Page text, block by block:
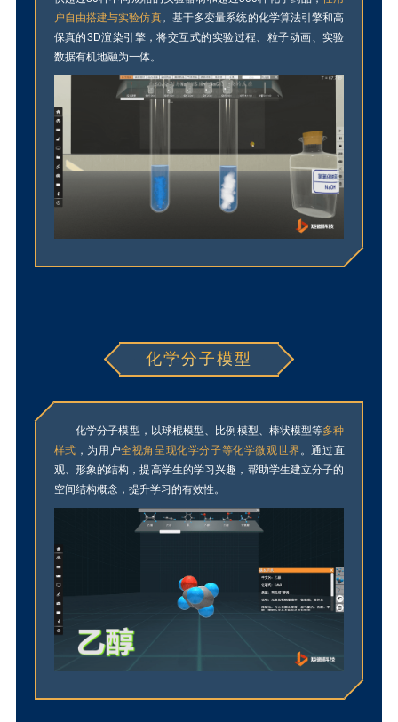
户自 由搭建与实验仿真。基于多变量系统的化学算法引擎和高
保真的3D渲染引擎，将交互式的实验过程、粒子动画、实验
数据有机地融为一体。
化学分子模型
化学分子模型，以球棍模型、比例模型、棒状模型等多种
样式 ，为用户全视角呈现化学分子等化学微观世界。通过直
观、形象的结构，提高学生的学习兴趣，帮助学生建立分子的
空间结构概念，提升学习的有效性。